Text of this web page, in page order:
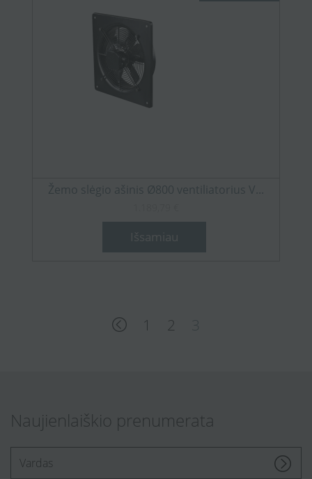
Žemo slėgio ašinis Ø800 ventiliatorius V...
Išsamiau
1 2 3
Naujienlaiškio prenumerata